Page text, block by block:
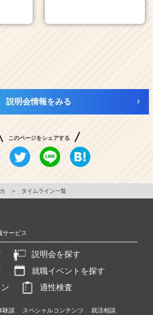
説明会情報をみる
このページをシェアする
＞ タイムライン一覧
サービス
説明会を探す
就職イベントを探す
適性検査
験談 スペシャルコンテンツ
就活相談